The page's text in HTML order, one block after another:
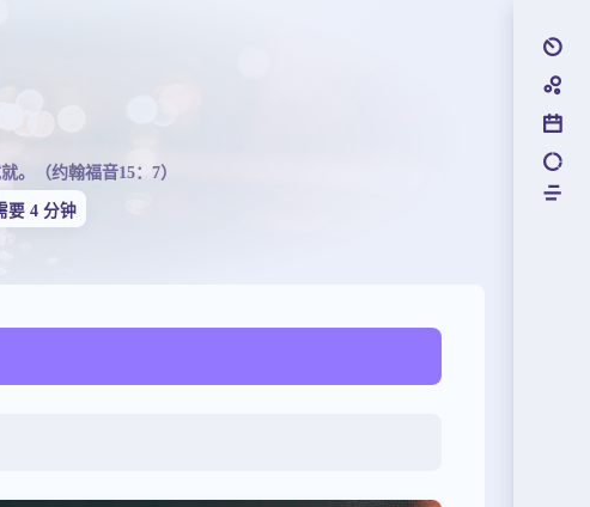
。（约翰福音15：7）
要 4 分钟